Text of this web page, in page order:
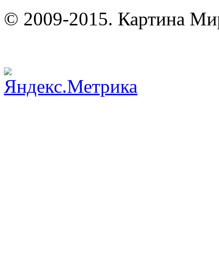
© 2009-2015. Картина